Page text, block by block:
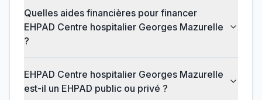
Quelles aides financières pour financer
EHPAD Centre hospitalier Georges Mazurelle
?
EHPAD Centre hospitalier Georges Mazurelle
est-il un EHPAD public ou privé ?